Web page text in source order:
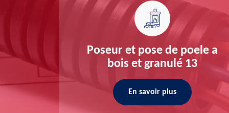
13
Poseur et pose de poele a
bois et granulé 13
En savoir plus